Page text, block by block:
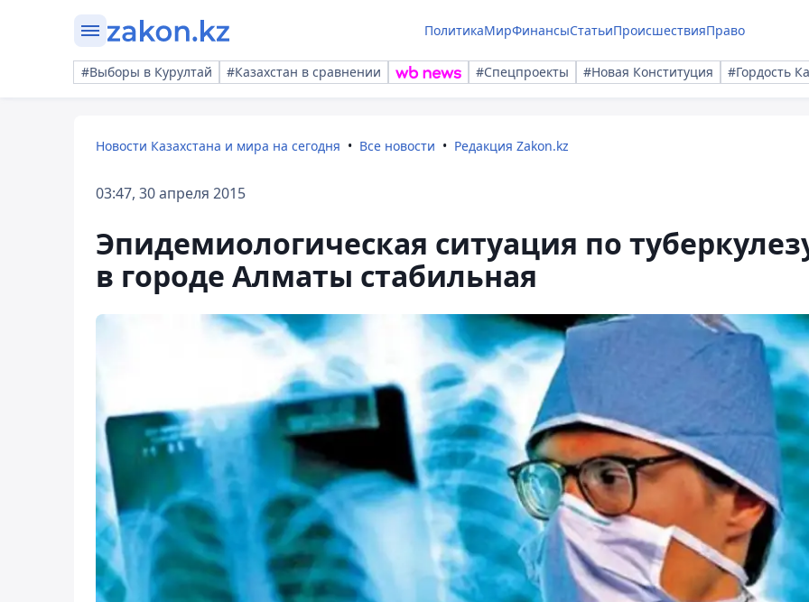
ПолитикаМирФинансыСтатьиПроисшествияПраво
#Выборы в Курултай #Казахстан в сравнении #Спецпроекты #Новая Конституция #Гордость
Новости Казахстана и мира на сегодня Все новости Редакция Zakon.kz
03:47, 30 апреля 2015
Эпидемиологическая ситуация по
в городе Алматы стабильная